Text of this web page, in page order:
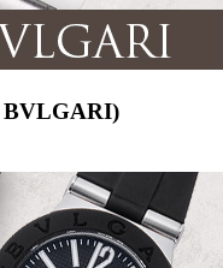
BVLGARI)